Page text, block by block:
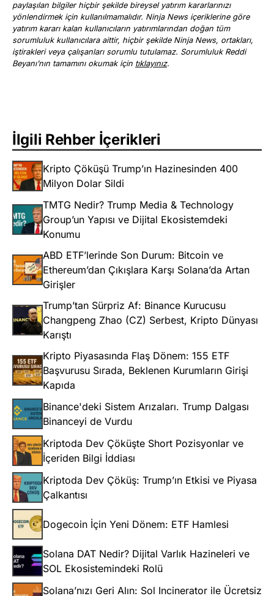
paylaşılan bilgiler hiçbir şekilde bireysel yatırım kararlarınızı
yönlendirmek için kullanılmamalıdır. Ninja News içeriklerine göre
yatırım kararı kalan kullanıcıların yatırımlarından doğan tüm
sorumluluk kullanıcılara aittir, hiçbir şekilde Ninja News, ortakları,
iştirakleri veya çalışanları sorumlu tutulamaz. Sorumluluk Reddi
Beyanı’nın tamamını okumak için tıklayınız.
İlgili Rehber İçerikleri
Kripto Çöküşü Trump’ın Hazinesinden 400
Milyon Dolar Sildi
TMTG Nedir? Trump Media & Technology
Group’un Yapısı ve Dijital Ekosistemdeki
Konumu
ABD ETF’lerinde Son Durum: Bitcoin ve
Ethereum’dan Çıkışlara Karşı Solana’da Artan
Girişler
Trump’tan Sürpriz Af: Binance Kurucusu
Changpeng Zhao (CZ) Serbest, Kripto Dünyası
Karıştı
Kripto Piyasasında Flaş Dönem: 155 ETF
Başvurusu Sırada, Beklenen Kurumların Girişi
Kapıda
Binance'deki Sistem Arızaları. Trump Dalgası
Binanceyi de Vurdu
Kriptoda Dev Çöküşte Short Pozisyonlar ve
İçeriden Bilgi İddiası
Kriptoda Dev Çöküş: Trump’ın Etkisi ve Piyasa
Çalkantısı
Dogecoin İçin Yeni Dönem: ETF Hamlesi
Solana DAT Nedir? Dijital Varlık Hazineleri ve
SOL Ekosistemindeki Rolü
Solana’nızı Geri Alın: Sol Incinerator ile Ücretsiz